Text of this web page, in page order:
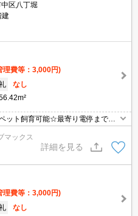
区八丁堀
建
理費等：3,000円)
なし
ト飼育可能☆最寄り電停まで徒
光熱費を抑えられます☆３口シス
気の室内設備充実☆便利な宅配ボ
マックス
詳細を見る
理費等：3,000円)
なし